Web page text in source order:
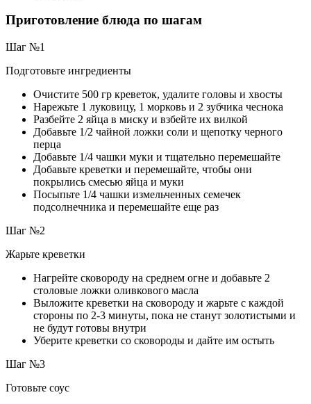
Приготовление блюда по шагам
Шаг №1
Подготовьте ингредиенты
Очистите 500 гр креветок, удалите головы и хвосты
Нарежьте 1 луковицу, 1 морковь и 2 зубчика чеснока
Разбейте 2 яйца в миску и взбейте их вилкой
Добавьте 1/2 чайной ложки соли и щепотку черного
перца
Добавьте 1/4 чашки муки и тщательно перемешайте
Добавьте креветки и перемешайте, чтобы они
покрылись смесью яйца и муки
Посыпьте 1/4 чашки измельченных семечек
подсолнечника и перемешайте еще раз
Шаг №2
Жарьте креветки
Нагрейте сковороду на среднем огне и добавьте 2
столовые ложки оливкового масла
Выложите креветки на сковороду и жарьте с каждой
стороны по 2-3 минуты, пока не станут золотистыми и
не будут готовы внутри
Уберите креветки со сковороды и дайте им остыть
Шаг №3
Готовьте соус